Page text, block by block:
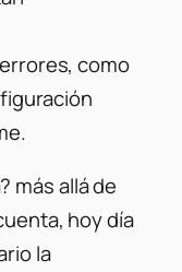
como
más allá de
hoy día
la